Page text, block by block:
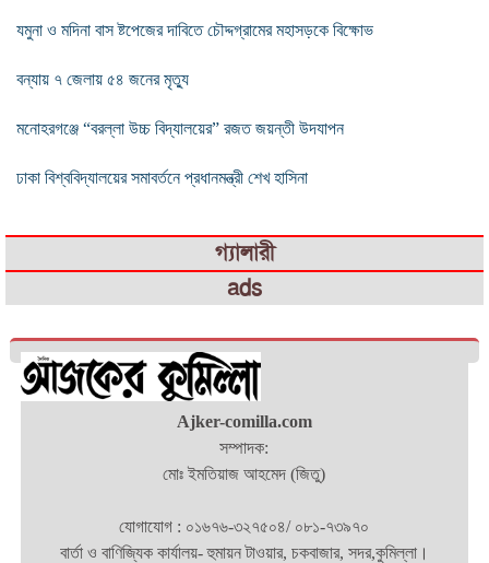
যমুনা ও মদিনা বাস ষ্টপেজের দাবিতে চৌদ্দগ্রামের মহাসড়কে বিক্ষোভ
বন্যায় ৭ জেলায় ৫৪ জনের মৃত্যু
মনোহরগঞ্জে “বরল্লা উচ্চ বিদ্যালয়ের” রজত জয়ন্তী উদযাপন
ঢাকা বিশ্ববিদ্যালয়ের সমাবর্তনে প্রধানমন্ত্রী শেখ হাসিনা
গ্যালারী
ads
Ajker-comilla.com
সম্পাদক:
মোঃ ইমতিয়াজ আহমেদ (জিতু)
যোগাযোগ : ০১৬৭৬-৩২৭৫০৪/ ০৮১-৭৩৯৭০
বার্তা ও বাণিজ্যিক কার্যালয়- হুমায়ন টাওয়ার, চকবাজার, সদর,কুমিল্লা।